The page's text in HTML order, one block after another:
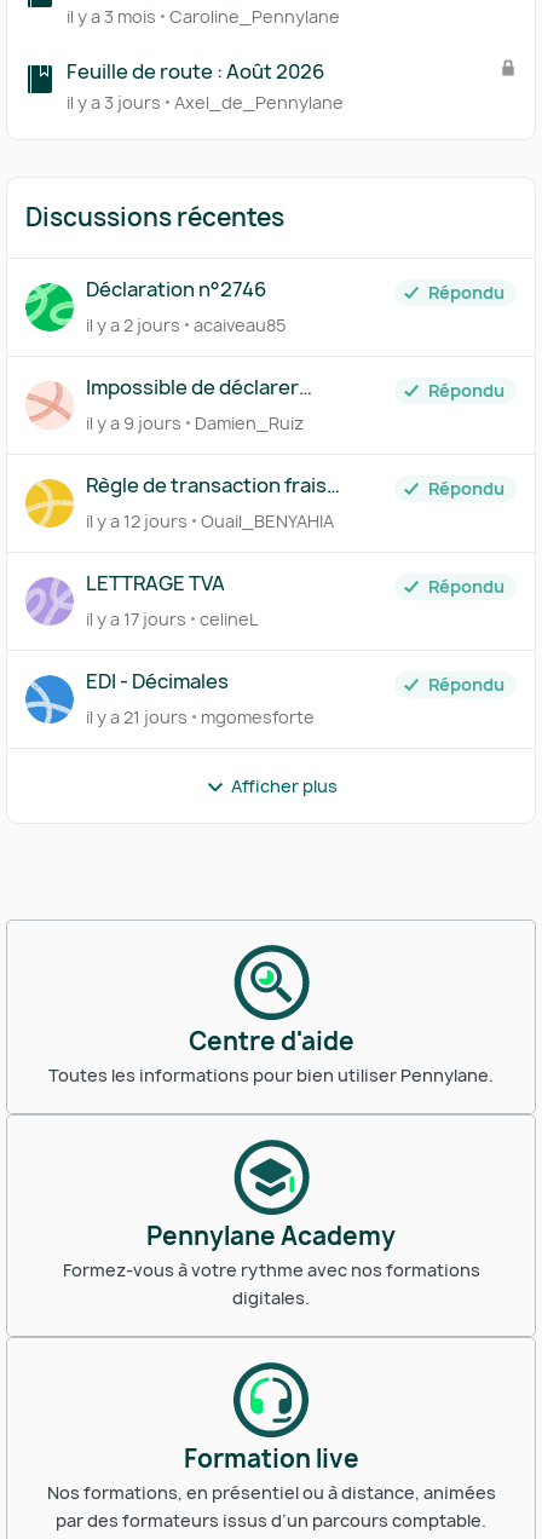
il y a 3 mois Caroline_Pennylane
Feuille de route : Août 2026
il y a 3 jours Axel_de_Pennylane
Discussions récentes
Déclaration n°2746
Répondu
il y a 2 jours
acaiveau85
Impossible de déclarer
l'acompte de TVA du mois de
juillet à néant
Répondu
il y a 9 jours
Damien_Ruiz
Règle de transaction frais
bancaires
Répondu
il y a 12 jours
Ouail_BENYAHIA
LETTRAGE TVA
Répondu
il y a 17 jours
celineL
EDI - Décimales
Répondu
il y a 21 jours
mgomesforte
Afficher plus
Centre d'aide
Toutes les informations pour bien utiliser Pennylane.
Pennylane Academy
Formez-vous à votre rythme avec nos formations
digitales.
Formation live
Nos formations, en présentiel ou à distance, animées
par des formateurs issus d’un parcours comptable.